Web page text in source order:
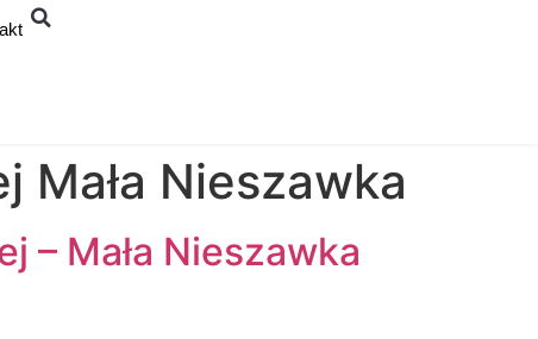
Mała Nieszawka
– Mała Nieszawka